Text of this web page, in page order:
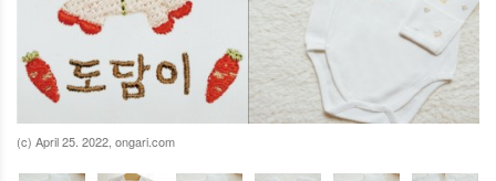
(c) April 25. 2022, ongari.com